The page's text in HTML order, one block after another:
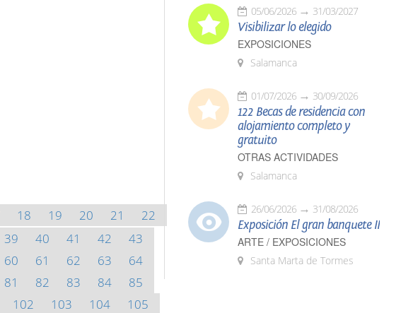
18 19 20 21
22
39 40 41 42
43
60 61 62 63
64
81 82 83 84
85
102 103 104
105
05/06/2026 31/03/2027
Visibilizar lo elegido
EXPOSICIONES
Salamanca
01/07/2026 30/09/2026
122 Becas de residencia con
alojamiento completo y
gratuito
OTRAS ACTIVIDADES
Salamanca
26/06/2026 31/08/2026
Exposición El gran banquete II
ARTE / EXPOSICIONES
Santa Marta de Tormes